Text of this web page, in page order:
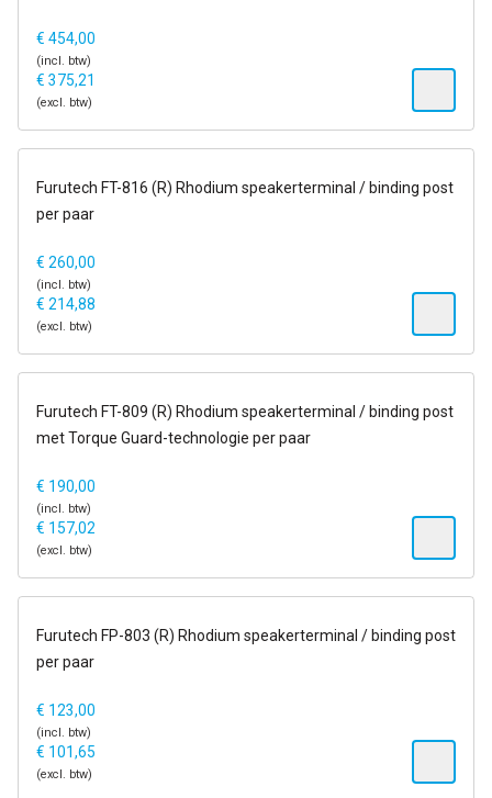
€ 454,00
(incl. btw)
€ 375,21
(excl. btw)
op voorraad
Furutech FT-816 (R) Rhodium speakerterminal / binding post
per paar
€ 260,00
(incl. btw)
€ 214,88
(excl. btw)
op voorraad
Furutech FT-809 (R) Rhodium speakerterminal / binding post
met Torque Guard-technologie per paar
€ 190,00
(incl. btw)
€ 157,02
(excl. btw)
op voorraad
Furutech FP-803 (R) Rhodium speakerterminal / binding post
per paar
€ 123,00
(incl. btw)
€ 101,65
(excl. btw)